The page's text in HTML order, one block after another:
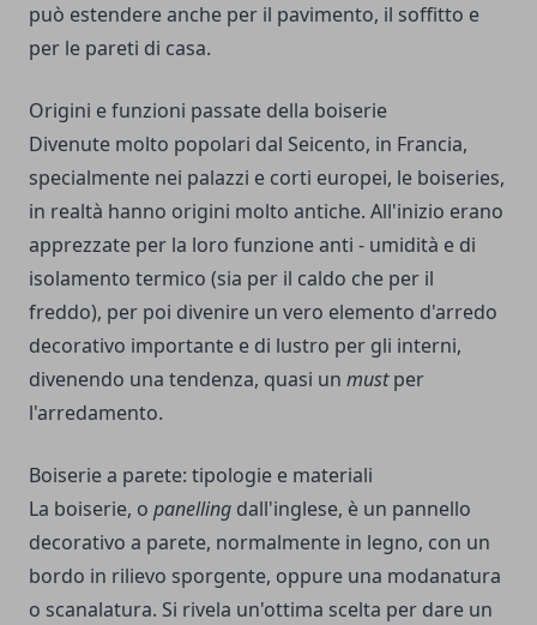
può estendere anche per il pavimento, il soffitto e
per le pareti di casa.
Origini e funzioni passate della boiserie
Divenute molto popolari dal Seicento, in Francia,
specialmente nei palazzi e corti europei, le boiseries,
in realtà hanno origini molto antiche. All'inizio erano
apprezzate per la loro funzione anti - umidità e di
isolamento termico (sia per il caldo che per il
freddo), per poi divenire un vero elemento d'arredo
decorativo importante e di lustro per gli interni,
divenendo una tendenza, quasi un mustper
l'arredamento.
Boiserie a parete: tipologie e materiali
La boiserie, o panelling dall'inglese, è un pannello
decorativo a parete, normalmente in legno, con un
bordo in rilievo sporgente, oppure una modanatura
o scanalatura. Si rivela un'ottima scelta per dare un